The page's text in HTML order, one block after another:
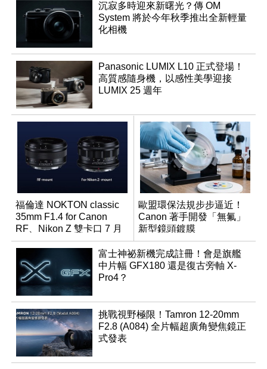
沉寂多時迎來新曙光？傳 OM
System 將於今年秋季推出全新輕量
化相機
Panasonic LUMIX L10 正式登場！
高質感隨身機，以感性美學迎接
LUMIX 25 週年
福倫達 NOKTON classic
35mm F1.4 for Canon
RF、Nikon Z 雙卡口 7 月
同步登台
歐盟環保法規步步逼近！
Canon 著手開發「無氟」
新型鏡頭鍍膜
富士神祕新機完成註冊！會是旗艦
中片幅 GFX180 還是復古旁軸 X-
Pro4？
挑戰視野極限！Tamron 12-20mm
F2.8 (A084) 全片幅超廣角變焦鏡正
式發表